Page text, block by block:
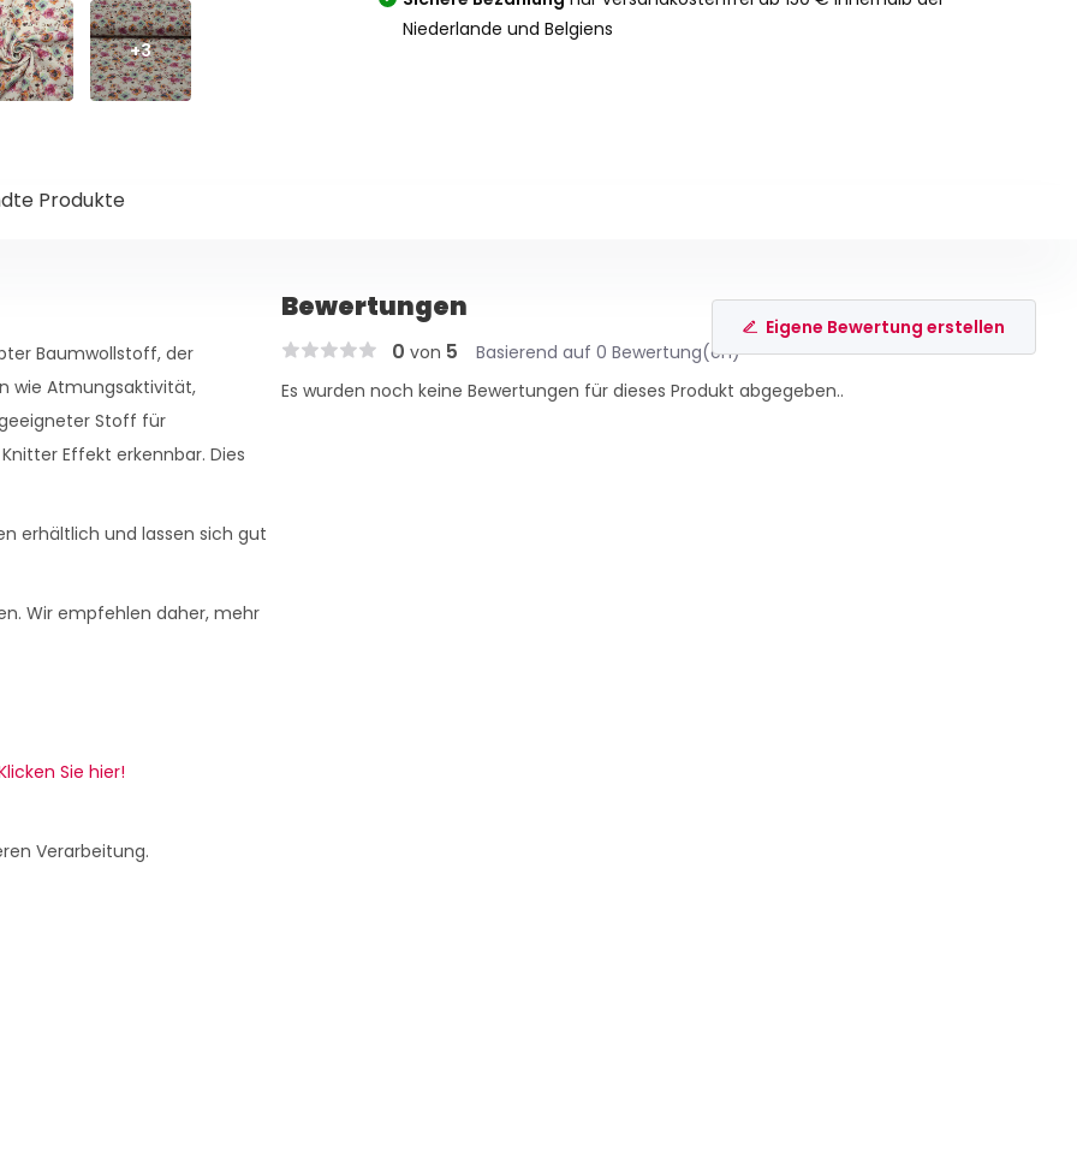
+3
Niederlande und Belgiens
Produkte
Baumwollstoff, der
wie Atmungsaktivität,
Stoff für
Effekt erkennbar. Dies
erhältlich und lassen sich gut
Wir empfehlen daher, mehr
Sie hier!
Verarbeitung.
Bewertungen
0 von 5 Basierend auf 0 Bewertung(en)
Eigene Bewertung erstellen
Es wurden noch keine Bewertungen für dieses Produkt abgegeben..